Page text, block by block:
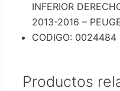
INFERIOR
2013-2016 –
CODIGO: 0024484
Productos